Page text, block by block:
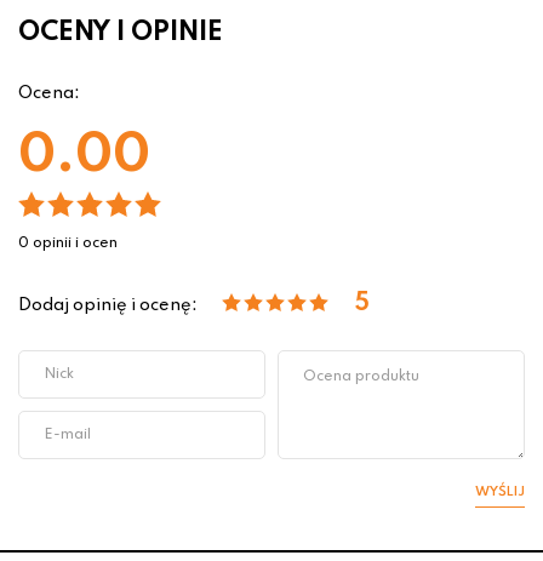
OCENY I OPINIE
Ocena:
0.00
0 opinii i ocen
Dodaj opinię i ocenę: 5
WYŚLIJ